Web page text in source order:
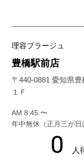
理容プラージュ
豊橋駅前店
〒440-0881 愛知県
１Ｆ
AM 8:45 〜
年中無休（正月三が日